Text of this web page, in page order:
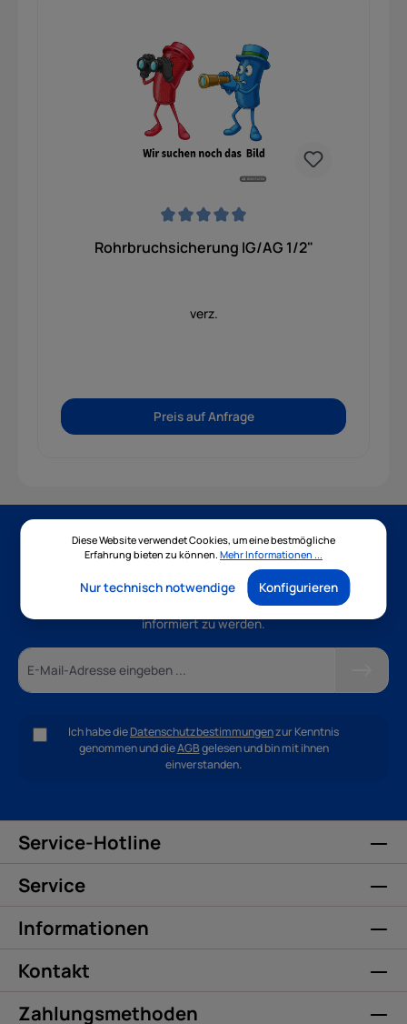
Rohrbruchsicherung IG/AG 1/2"
verz.
Preis auf Anfrage
Newsletter
Abonnieren Sie jetzt unseren regelmäßig erscheinenden
Newsletter, um rechtzeitig über neue Produkte und Angebote
informiert zu werden.
Ich habe dieDatenschutzbestimmungenzur Kenntnis
genommen und dieAGBgelesen und bin mit ihnen
einverstanden.
Service-Hotline
Service
Informationen
Kontakt
Zahlungsmethoden
Diese Website verwendet Cookies, um eine bestmögliche
Erfahrung bieten zu können. Mehr Informationen ...
Nur technisch notwendige Konfigurieren